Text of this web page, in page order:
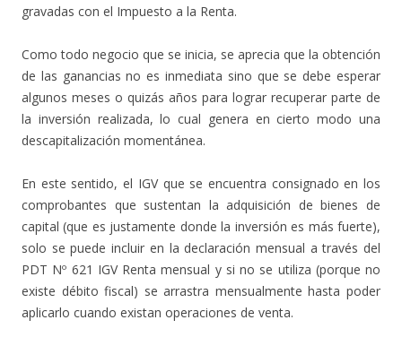
gravadas con el Impuesto a la Renta.
Como todo negocio que se inicia, se aprecia que la obtención
de las ganancias no es inmediata sino que se debe esperar
algunos meses o quizás años para lograr recuperar parte de
la inversión realizada, lo cual genera en cierto modo una
descapitalización momentánea.
En este sentido, el IGV que se encuentra consignado en los
comprobantes que sustentan la adquisición de bienes de
capital (que es justamente donde la inversión es más fuerte),
solo se puede incluir en la declaración mensual a través del
PDT Nº 621 IGV Renta mensual y si no se utiliza (porque no
existe débito fiscal) se arrastra mensualmente hasta poder
aplicarlo cuando existan operaciones de venta.